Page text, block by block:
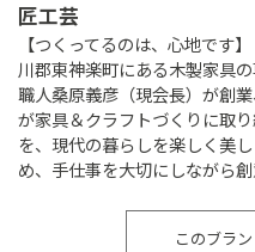
匠工芸
【つくってるのは、心地です
川郡東神楽町にある木製家具
職人桑原義彦（現会長）が創
が家具＆クラフトづくりに取
を、現代の暮らしを楽しく美
め、手仕事を大切にしながら創
このブラ